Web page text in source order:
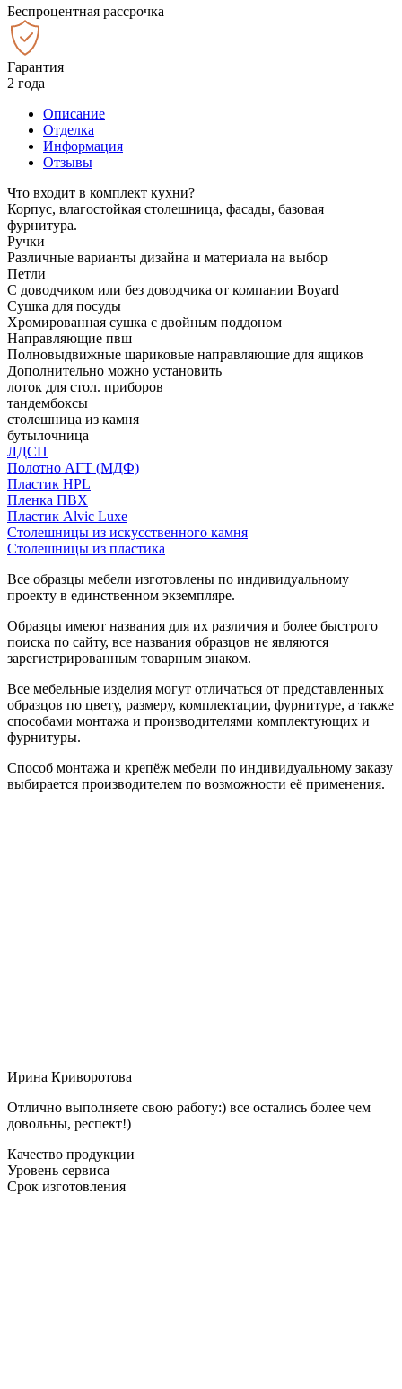
Беспроцентная рассрочка
Гарантия
2 года
Описание
Отделка
Информация
Отзывы
Что входит в комплект кухни?
Корпус, влагостойкая столешница, фасады, базовая
фурнитура.
Ручки
Различные варианты дизайна и материала на выбор
Петли
С доводчиком или без доводчика от компании Boyard
Сушка для посуды
Хромированная сушка с двойным поддоном
Направляющие пвш
Полновыдвижные шариковые направляющие для ящиков
Дополнительно можно установить
лоток для стол. приборов
тандембоксы
столешница из камня
бутылочница
ЛДСП
Полотно АГТ (МДФ)
Пластик HPL
Пленка ПВХ
Пластик Alvic Luxe
Столешницы из искусственного камня
Столешницы из пластика
Все образцы мебели изготовлены по индивидуальному
проекту в единственном экземпляре.
Образцы имеют названия для их различия и более быстрого
поиска по сайту, все названия образцов не являются
зарегистрированным товарным знаком.
Все мебельные изделия могут отличаться от представленных
образцов по цвету, размеру, комплектации, фурнитуре, а также
способами монтажа и производителями комплектующих и
фурнитуры.
Способ монтажа и крепёж мебели по индивидуальному заказу
выбирается производителем по возможности её применения.
Ирина Криворотова
Отлично выполняете свою работу:) все остались более чем
довольны, респект!)
Качество продукции
Уровень сервиса
Срок изготовления